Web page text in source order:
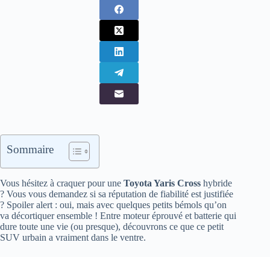
Sommaire
Vous hésitez à craquer pour une Toyota Yaris Cross hybride
? Vous vous demandez si sa réputation de fiabilité est justifiée
? Spoiler alert : oui, mais avec quelques petits bémols qu’on
va décortiquer ensemble ! Entre moteur éprouvé et batterie qui
dure toute une vie (ou presque), découvrons ce que ce petit
SUV urbain a vraiment dans le ventre.